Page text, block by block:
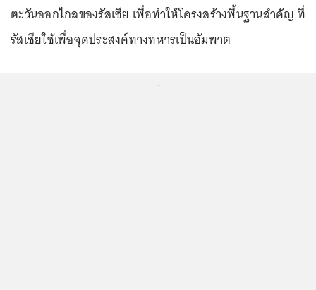
ตะวันออกไกลของรัสเซีย เพื่อทำให้โครงสร้างพื้นฐานสำคัญ ที่
รัสเซียใช้เพื่อจุดประสงค์ทางทหารเป็นอัมพาต